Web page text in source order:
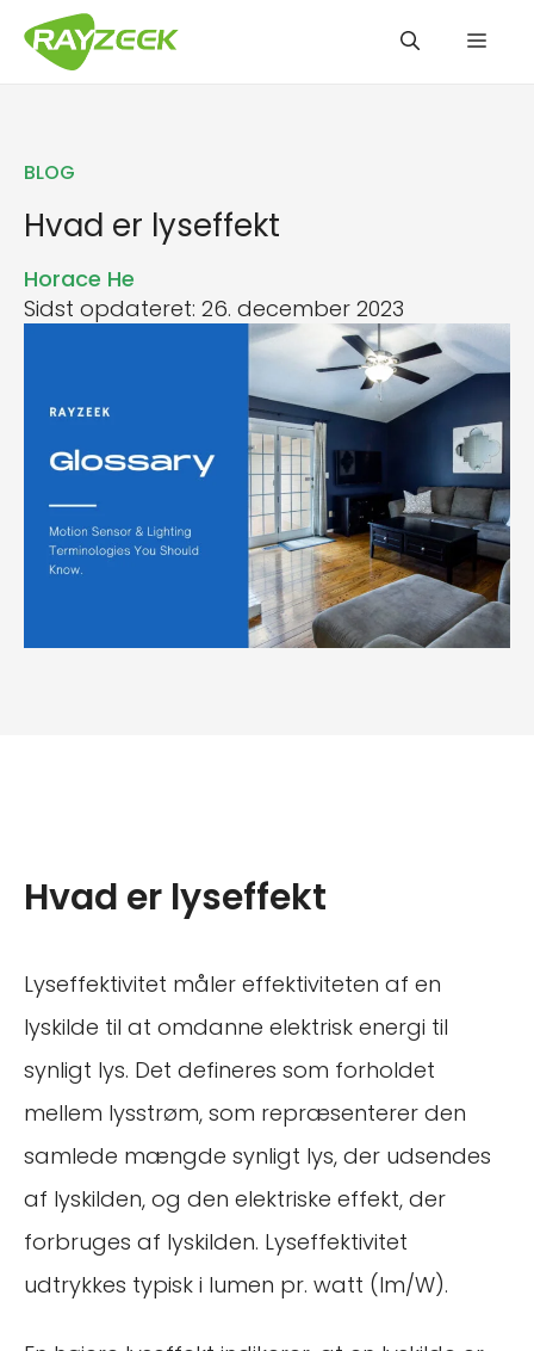
BLOG
Hvad er lyseffekt
Horace He
Sidst opdateret: 26. december 2023
Hvad er lyseffekt
Lyseffektivitet måler effektiviteten af en
lyskilde til at omdanne elektrisk energi til
synligt lys. Det defineres som forholdet
mellem lysstrøm, som repræsenterer den
samlede mængde synligt lys, der udsendes
af lyskilden, og den elektriske effekt, der
forbruges af lyskilden. Lyseffektivitet
udtrykkes typisk i lumen pr. watt (lm/W).